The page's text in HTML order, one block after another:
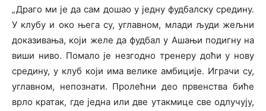
„Драго ми је да сам дошао у једну фудбалску средину.
У клубу и око њега су, углавном, млади људи жељни
доказивања, који желе да фудбал у Ашањи подигну на
виши ниво. Помало је незгодно тренеру доћи у нову
средину, у клуб који има велике амбиције. Играчи су,
углавном, непознати. Пролећни део првенства биће
врло кратак, где једна или две утакмице све одлучују,